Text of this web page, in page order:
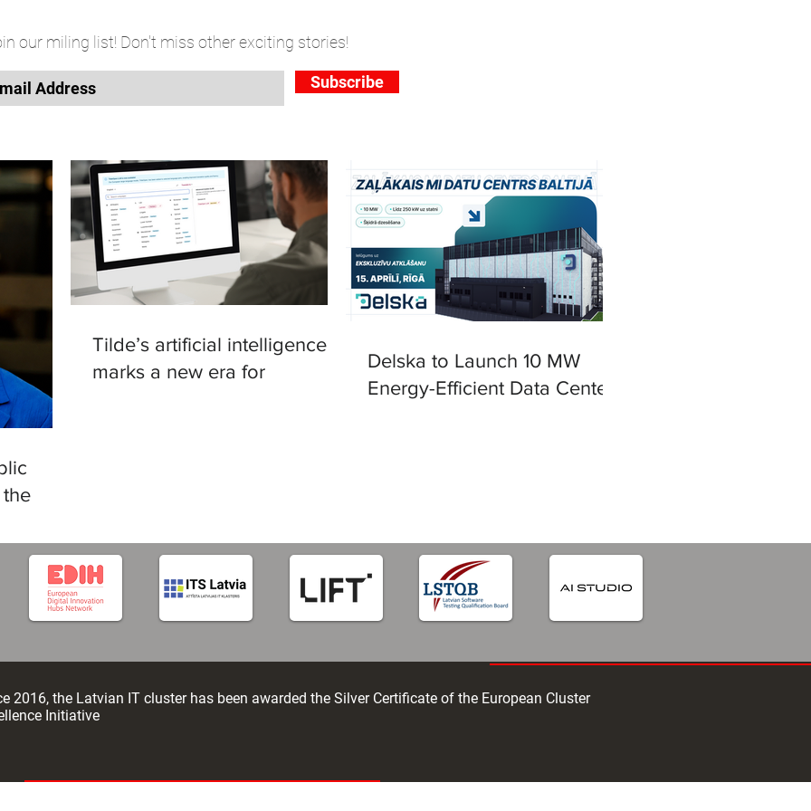
our miling list! Don't miss other exciting stories!
Subscribe
Tilde’s artificial intelligence
marks a new era for
Delska to Launch 10 MW
Energy-Efficient Data Center
2016, the Latvian IT cluster has been awarded the Silver Certificate of the European Cluster
Initiative